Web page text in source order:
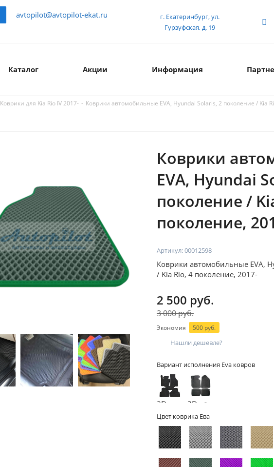
avtopilot@avtopilot-ekat.ru
г. Екатеринбург, ул.
Гурзуфская, д. 19
Каталог Акции Информация
Коврики для Kia Rio IV 2017- - Коврики автомобильные EVA, Hyundai Solaris, 2 поколение / Kia
Коврики
EVA, Hyundai
поколение /
поколение,
Артикул:00012598
Коврики автомобильные EVA,
/ Kia Rio, 4 поколение, 2017-
2 500 руб.
3 000 руб.
Экономия 500 руб.
Нашли дешевле?
Вариант исполнения Eva ковров
2D -
без
бортов
3D - с
бортами
Цвет коврика Ева